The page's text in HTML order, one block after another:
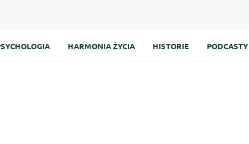
HARMONIA ŻYCIA HISTORIE PODCASTY